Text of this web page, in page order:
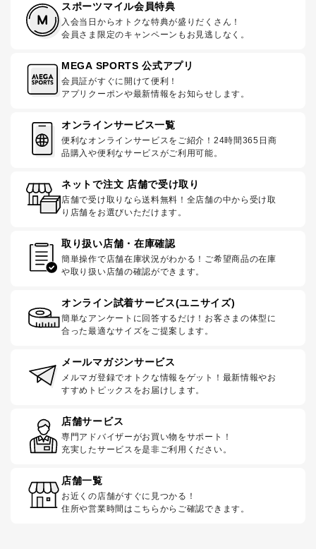
スポーツマイル会員特典
入会当日からオトクな特典が盛りだくさん！
会員さま限定のキャンペーンもお見逃しなく。
MEGA SPORTS 公式アプリ
会員証がすぐに開けて便利！
アプリクーポンや最新情報をお知らせします。
オンラインサービス一覧
便利なオンラインサービスをご紹介！24時間365日商
品購入や便利なサービスがご利用可能。
ネットで注文 店舗で受け取り
店舗で受け取りなら送料無料！全店舗の中から受け取
り店舗をお選びいただけます。
取り扱い店舗・在庫確認
簡単操作で店舗在庫状況がわかる！ご希望商品の在庫
や取り扱い店舗の確認ができます。
オンライン試着サービス(ユニサイズ)
簡単なアンケートに回答するだけ！お客さまの体型に
合った最適なサイズをご提案します。
メールマガジンサービス
メルマガ登録でオトクな情報をゲット！最新情報やお
すすめトピックスをお届けします。
店舗サービス
専門アドバイザーがお買い物をサポート！
充実したサービスを是非ご利用ください。
店舗一覧
お近くの店舗がすぐに見つかる！
住所や営業時間はこちらからご確認できます。